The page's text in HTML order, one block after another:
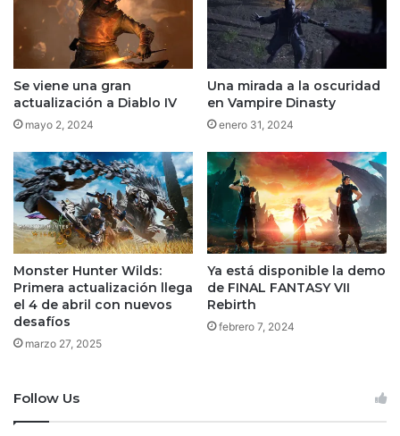
Se viene una gran
actualización a Diablo IV
mayo 2, 2024
Una mirada a la oscuridad
en Vampire Dinasty
enero 31, 2024
Monster Hunter Wilds:
Primera actualización llega
el 4 de abril con nuevos
desafíos
marzo 27, 2025
Ya está disponible la demo
de FINAL FANTASY VII
Rebirth
febrero 7, 2024
Follow Us